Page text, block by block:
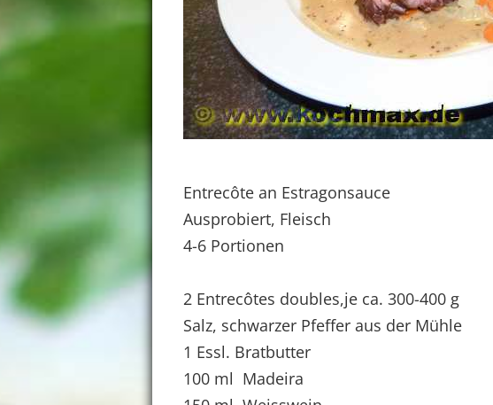
Entrecôte an Estragonsauce
Ausprobiert, Fleisch
4-6 Portionen
2 Entrecôtes doubles,je ca. 300-400 g
Salz, schwarzer Pfeffer aus der Mühle
1 Essl. Bratbutter
100 ml Madeira